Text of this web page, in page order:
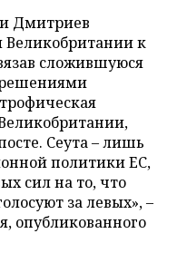
Дмитриев
Великобритании к
сложившуюся
Сеута – лишь
политики ЕС,
сил на то, что
за левых», –
опубликованного